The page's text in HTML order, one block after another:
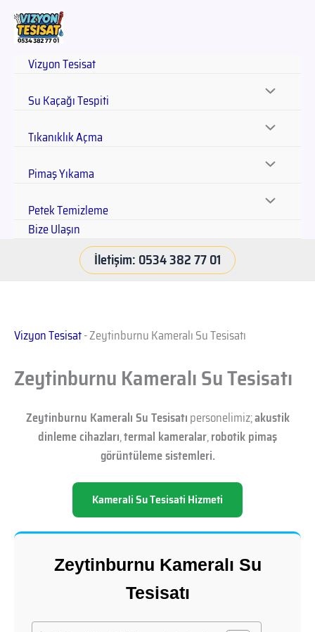
Vizyon Tesisat
Su Kaçağı Tespiti
Tıkanıklık Açma
Pimaş Yıkama
Petek Temizleme
Bize Ulaşın
İletişim: 0534 382 77 01
Vizyon Tesisat-Zeytinburnu Kameralı Su Tesisatı
Zeytinburnu Kameralı Su Tesisatı
Zeytinburnu Kameralı Su Tesisatıpersonelimiz;akustik
dinleme cihazları,termal kameralar,robotik pimaş
görüntüleme sistemleri.
Kamerali Su Tesisati Hizmeti
Zeytinburnu Kameralı Su
Tesisatı